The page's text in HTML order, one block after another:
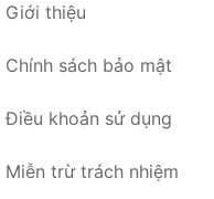
Giới thiệu
Chính sách bảo mật
Điều khoản sử dụng
Miễn trừ trách nhiệm